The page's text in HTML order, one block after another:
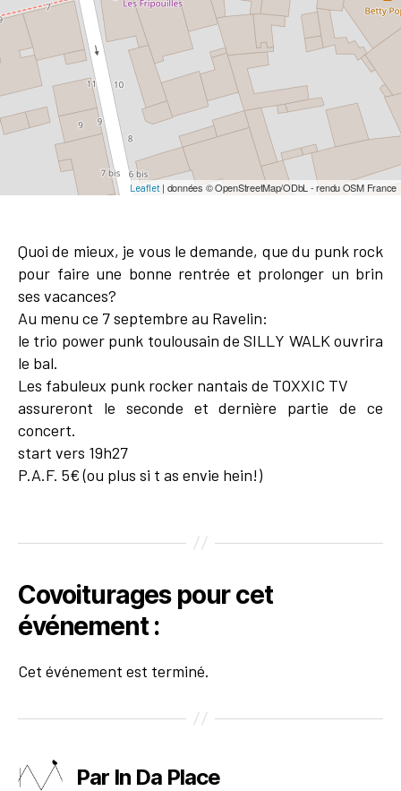
Leaflet| données © OpenStreetMap/ODbL - rendu OSM France
Quoi de mieux, je vous le demande, que du punk rock
pour faire une bonne rentrée et prolonger un brin
ses vacances?
Au menu ce 7 septembre au Ravelin:
le trio power punk toulousain de SILLY WALK ouvrira
le bal.
Les fabuleux punk rocker nantais de TOXXIC TV
assureront le seconde et dernière partie de ce
concert.
start vers 19h27
P.A.F. 5€ (ou plus si t as envie hein!)
Covoiturages pour cet
événement :
Cet événement est terminé.
Par In Da Place